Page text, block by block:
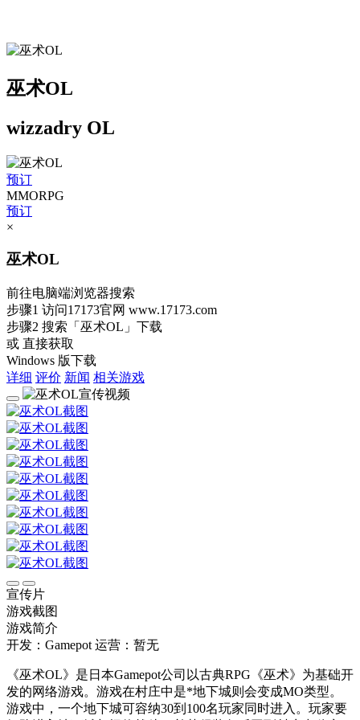
巫术OL
wizzadry OL
预订
MMORPG
预订
×
巫术OL
前往电脑端浏览器搜索
步骤1 访问17173官网 www.17173.com
步骤2 搜索 「巫术OL」 下载
或 直接获取
Windows 版下载
详细 评价 新闻 相关游戏
宣传片
游戏截图
游戏简介
开发：Gamepot 运营：暂无
《巫术OL》是日本Gamepot公司以古典RPG《巫术》为基础开
发的网络游戏。游戏在村庄中是*地下城则会变成MO类型。
游戏中，一个地下城可容纳30到100名玩家同时进入。玩家要